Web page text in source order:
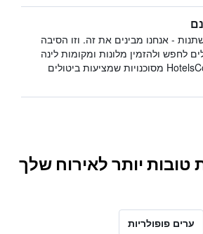
- אנחנו מבינים את זה. וזו הסיבה
לחפש ולהזמין מלונות ומקומות לינה
בHotelsCombined מסוכנויות שמציעות ביטולים
טובות יותר לאירוח שלך
ערים פופולריות